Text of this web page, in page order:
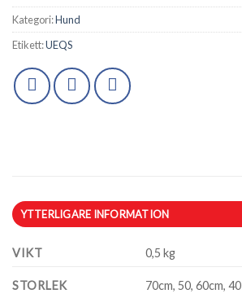
Kategori:Hund
Etikett:UEQS
YTTERLIGARE INFORMATION
VIKT 0,5 kg
STORLEK 70cm, 50, 60cm, 40